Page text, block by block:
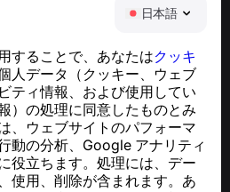
日本語
することで、あなたはクッキ
人データ（クッキー、ウェブ
ティ情報、および使用してい
）の処理に同意したものとみ
、ウェブサイトのパフォーマ
動の分析、Google アナリティ
役立ちます。処理には、デー
使用、削除が含まれます。あ
·
support@numbuster.com
メッセージからあなたを守る、
合わせ：